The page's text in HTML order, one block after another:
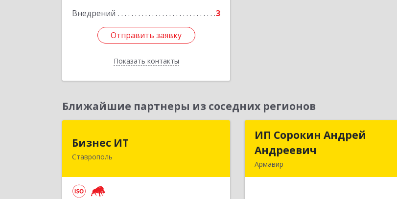
Внедрений 3
Отправить заявку
Показать контакты
Подробнее
Ближайшие партнеры из соседних регионов
Бизнес ИТ
Ставрополь355035, Ставропольский край,
ИП Сорокин Андрей
Андреевич
Армавир
ИП Сорокин Андрей